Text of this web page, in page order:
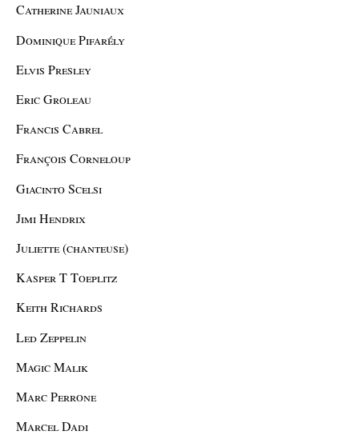
Catherine Jauniaux
Dominique Pifarély
Elvis Presley
Eric Groleau
Francis Cabrel
François Corneloup
Giacinto Scelsi
Jimi Hendrix
Juliette (chanteuse)
Kasper T Toeplitz
Keith Richards
Led Zeppelin
Magic Malik
Marc Perrone
Marcel Dadi